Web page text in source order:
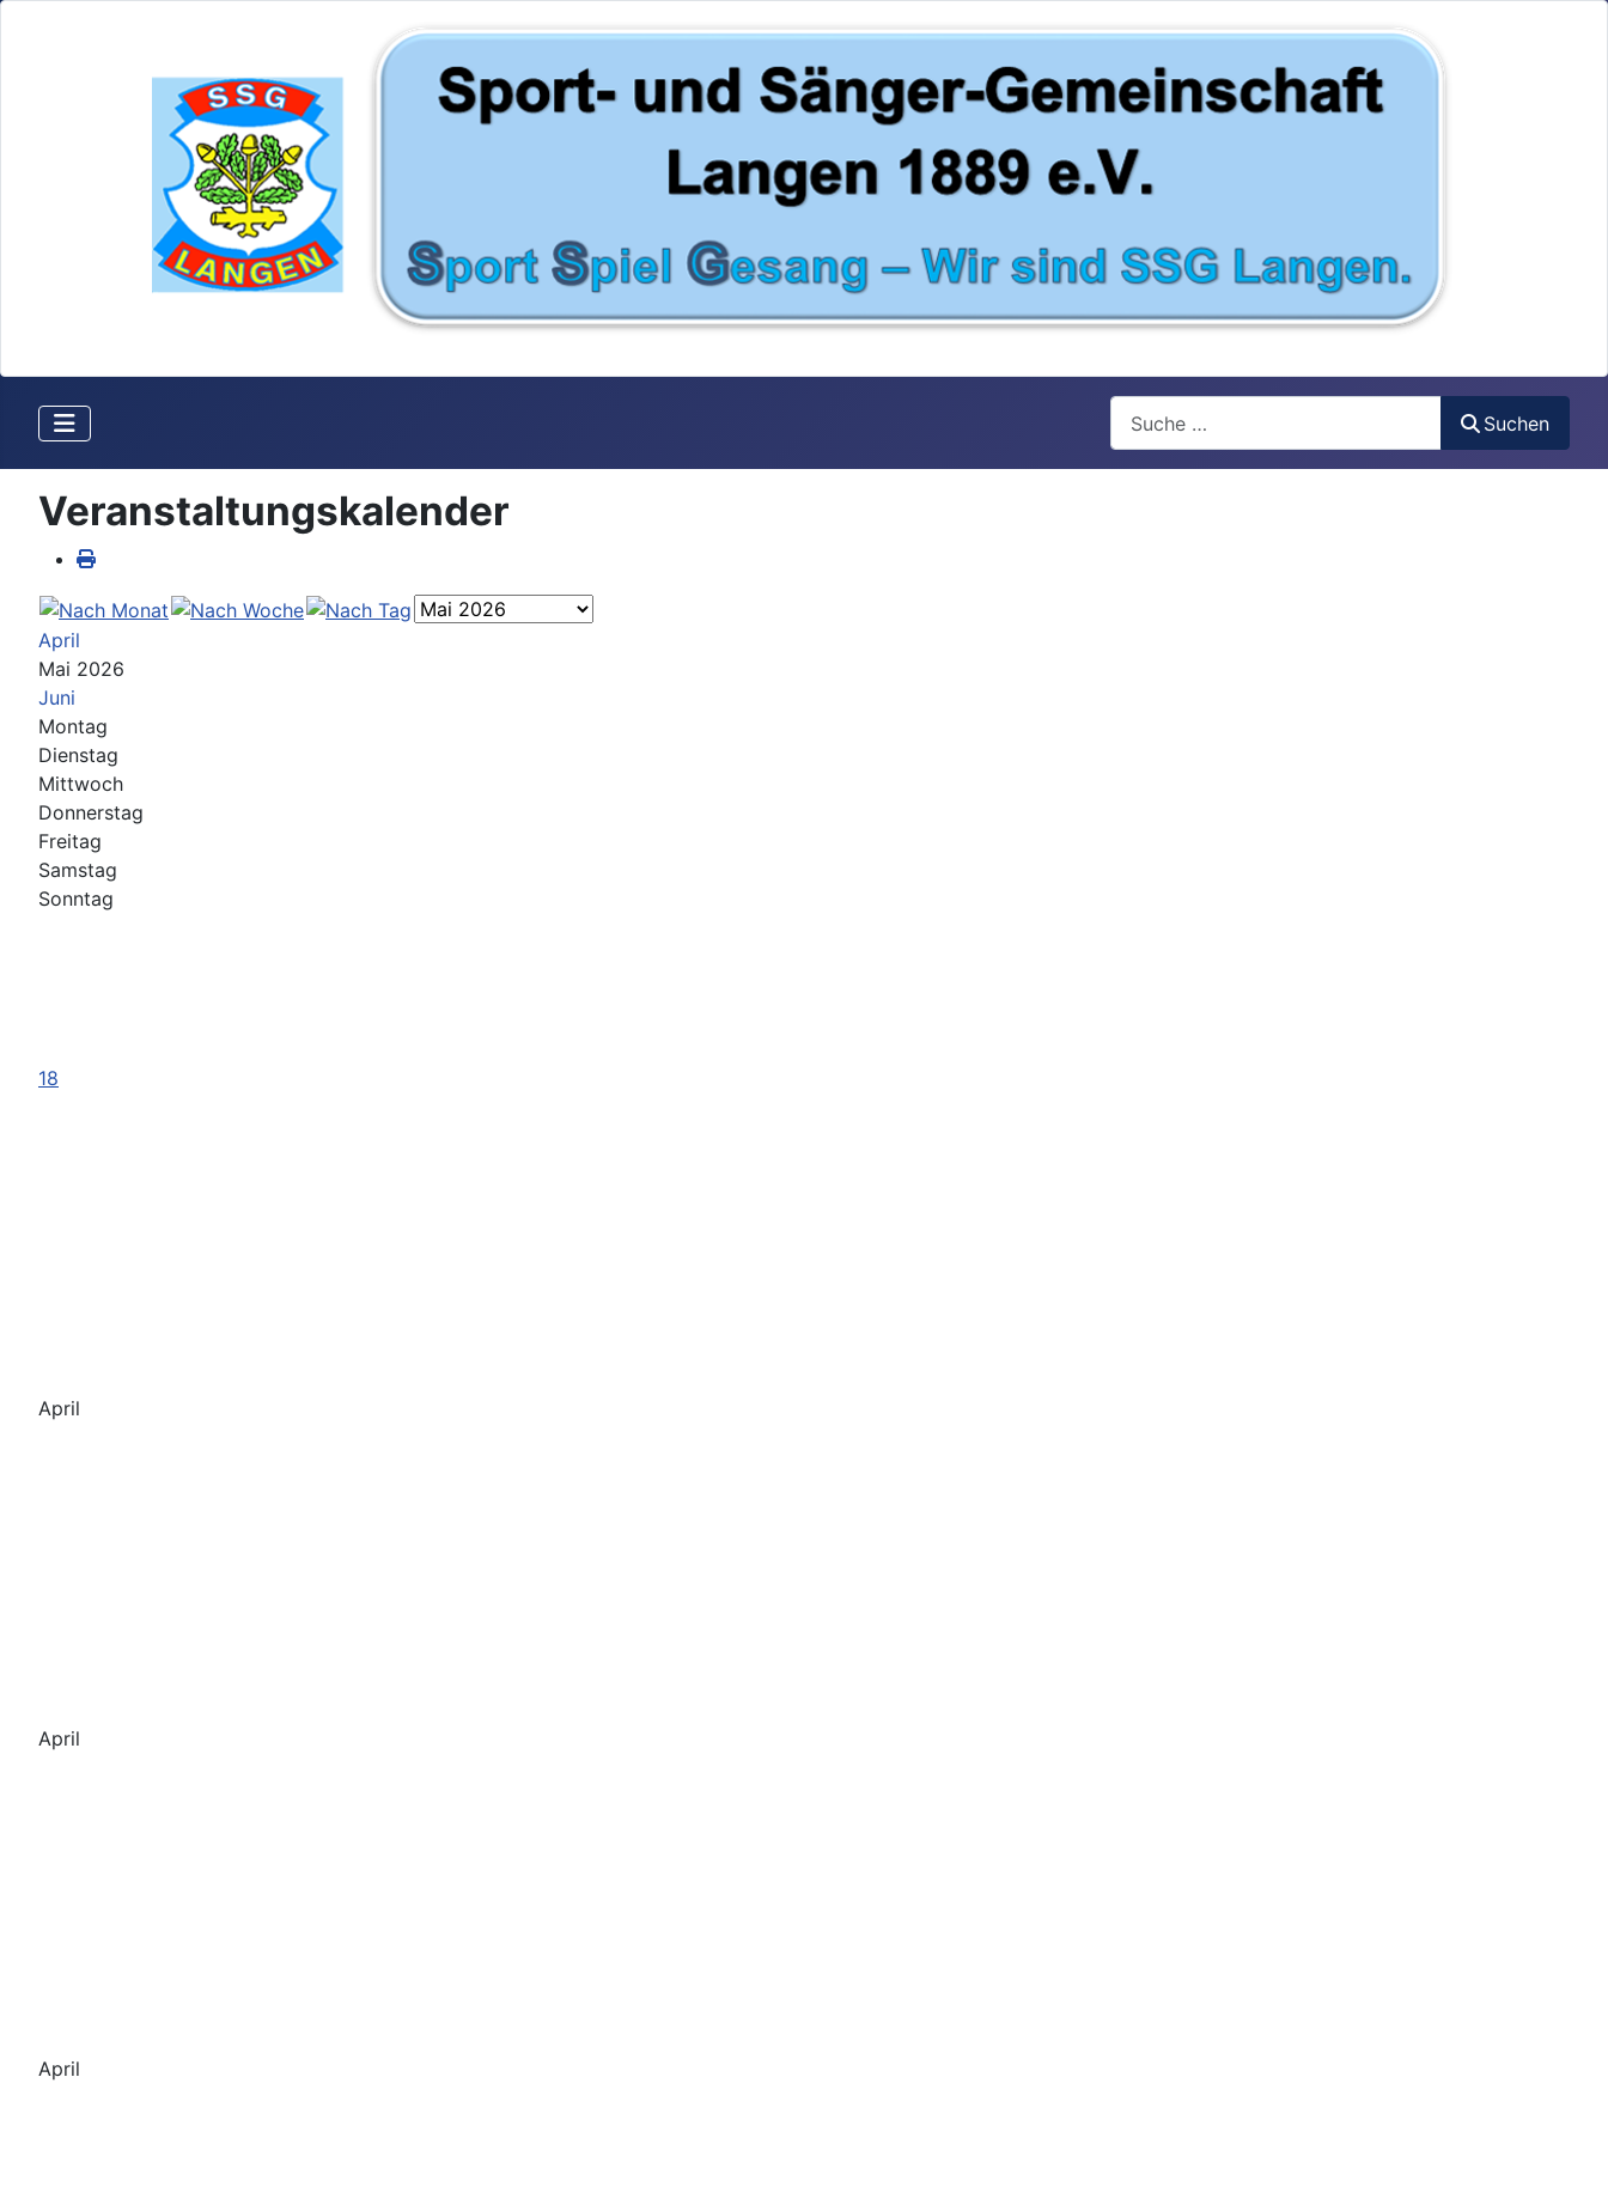
Suchen
Veranstaltungskalender
April
Mai 2026
Juni
Montag
Dienstag
Mittwoch
Donnerstag
Freitag
Samstag
Sonntag
18
April
April
April